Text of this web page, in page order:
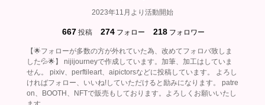
2023年11月より活動開始
667 投稿 274 フォロー 218 フォロワー
【🌟フォローが多数の方が外れていた為、改めてフォロバ致しま
した💦🌟】 nijijourneyで作成しています。加筆、加工はしていま
せん。 pixiv、perftileart、aipictorsなどに投稿しています。 よろし
ければフォロー、いいね!していただけると励みになります。 patre
on、BOOTH、NFTで販売もしております。よろしくお願いいたし